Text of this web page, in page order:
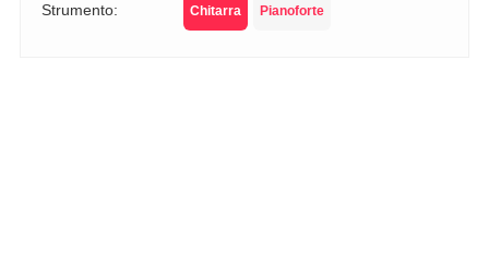
Strumento: Chitarra Pianoforte